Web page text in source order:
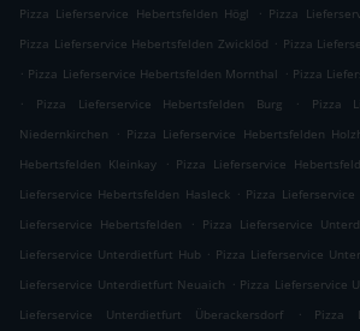
Pizza Lieferservice Hebertsfelden Högl
. Pizza
Pizza Lieferservice Hebertsfelden Zwicklöd . Pizza
. Pizza Lieferservice Hebertsfelden Mornthal . Pizza
.
Pizza Lieferservice Hebertsfelden Burg .
Pizza
Niedernkirchen
. Pizza Lieferservice Hebertsfelden
Hebertsfelden Kleinkay
. Pizza Lieferservice
Lieferservice Hebertsfelden Hasleck . Pizza
Lieferservice Hebertsfelden
. Pizza Lieferservice
Lieferservice Unterdietfurt Hub . Pizza Lieferservice
Lieferservice Unterdietfurt Neuaich . Pizza Lieferservice
Lieferservice Unterdietfurt Überackersdorf
.
Pizza